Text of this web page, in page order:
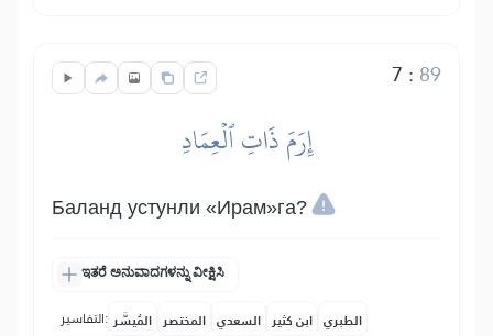
7 : 89
إِرَمَ ذَاتِ ٱلۡعِمَادِ
Баланд устунли «Ирам»га?
ಇತರೆ ಅನುವಾದಗಳನ್ನು ವೀಕ್ಷಿಸಿ
التفاسير: المُيسَّر المختصر السعدي ابن كثير الطبري